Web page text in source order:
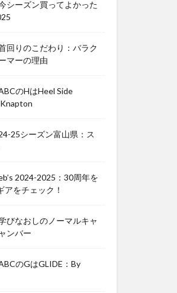
シーズン買ってよかった
回りのこだわり：バラク
マーの理由
のHはHeel Side
25シーズン富山県：ス
2024-2025：30周年を
アをチェック！
びなおしのノーマルキャ
ンバー
のGはGLIDE：By